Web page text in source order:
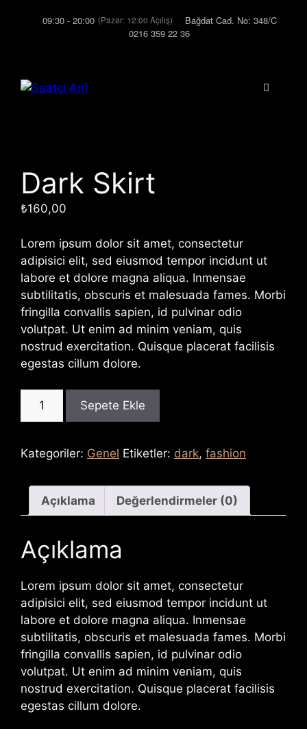
09:30 - 20:00 (Pazar: 12:00 Açılış)
Bağdat Cad. No: 348/C
0216 359 22 36
Dark Skirt
₺160,00
Lorem ipsum dolor sit amet, consectetur
adipisici elit, sed eiusmod tempor incidunt ut
labore et dolore magna aliqua. Inmensae
subtilitatis, obscuris et malesuada fames. Morbi
fringilla convallis sapien, id pulvinar odio
volutpat. Ut enim ad minim veniam, quis
nostrud exercitation. Quisque placerat facilisis
egestas cillum dolore.
Dark
Sepete Ekle
Kategoriler: Genel Etiketler: dark, fashion
Açıklama Değerlendirmeler (0)
Açıklama
Lorem ipsum dolor sit amet, consectetur
adipisici elit, sed eiusmod tempor incidunt ut
labore et dolore magna aliqua. Inmensae
subtilitatis, obscuris et malesuada fames. Morbi
fringilla convallis sapien, id pulvinar odio
volutpat. Ut enim ad minim veniam, quis
nostrud exercitation. Quisque placerat facilisis
egestas cillum dolore.